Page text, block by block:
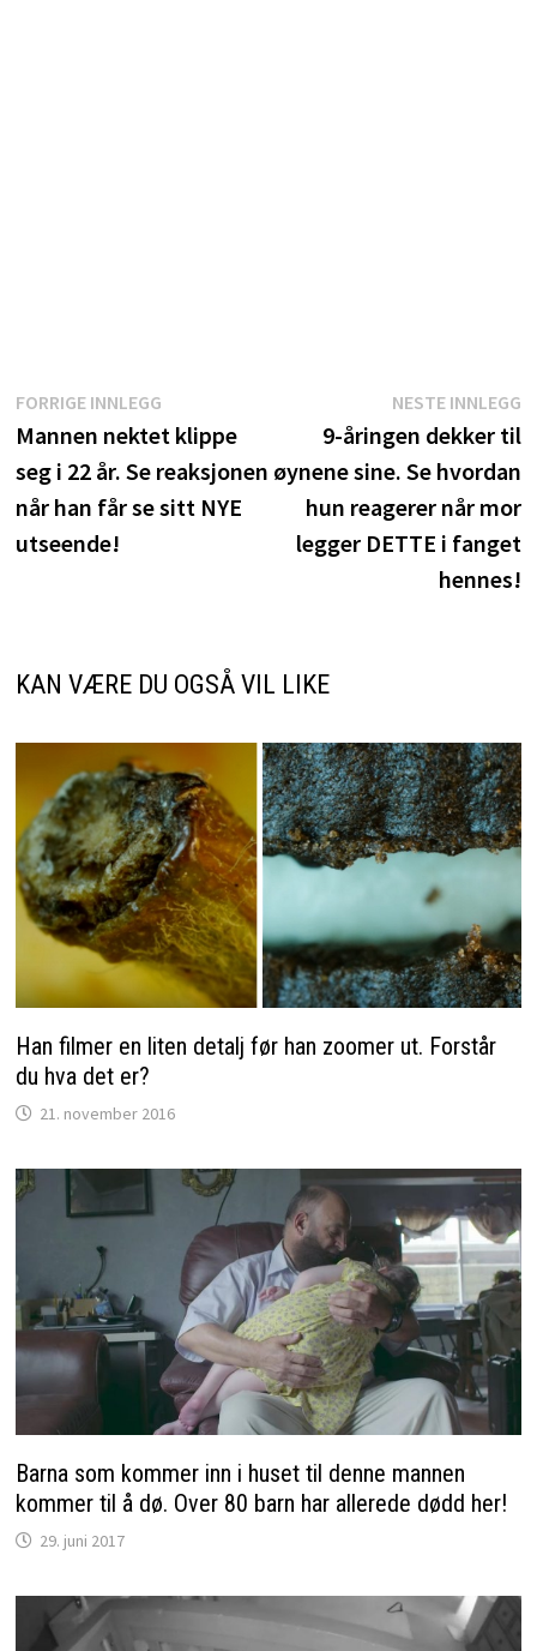
Innleggsnavigasjon
FORRIGE INNLEGGForrige
innlegg:
Mannen nektet klippe
seg i 22 år. Se reaksjonen
når han får se sitt NYE
utseende!
NESTE INNLEGG
9-åringen dekker til
øynene sine. Se hvordan
hun reagerer når mor
legger DETTE i fanget
hennes!
KAN VÆRE DU OGSÅ VIL LIKE
Han filmer en liten detalj før han zoomer ut. Forstår
du hva det er?
21. november 2016
Barna som kommer inn i huset til denne mannen
kommer til å dø. Over 80 barn har allerede dødd her!
29. juni 2017